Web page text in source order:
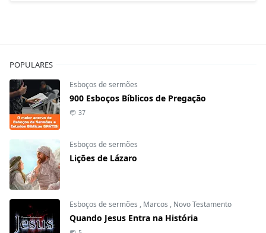
POPULARES
Esboços de sermões
900 Esboços Bíblicos de Pregação
37
Esboços de sermões
Lições de Lázaro
Esboços de sermões , Marcos , Novo Testamento
Quando Jesus Entra na História